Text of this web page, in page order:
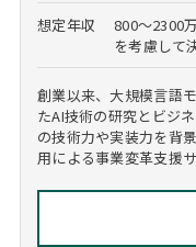
想定年収
800～2300
を考慮して
創業以来、大規模言語
たAI技術の研究とビジ
の技術力や実装力を背
用による事業変革支援